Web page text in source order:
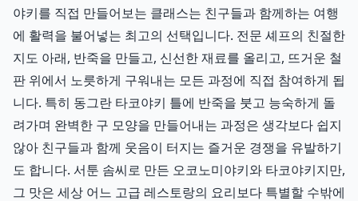
야키를 직접 만들어보는 클래스는 친구들과 함께하는 여행
에 활력을 불어넣는 최고의 선택입니다. 전문 셰프의 친절한
지도 아래, 반죽을 만들고, 신선한 재료를 올리고, 뜨거운 철
판 위에서 노릇하게 구워내는 모든 과정에 직접 참여하게 됩
니다. 특히 동그란 타코야키 틀에 반죽을 붓고 능숙하게 돌
려가며 완벽한 구 모양을 만들어내는 과정은 생각보다 쉽지
않아 친구들과 함께 웃음이 터지는 즐거운 경쟁을 유발하기
도 합니다. 서툰 솜씨로 만든 오코노미야키와 타코야키지만,
그 맛은 세상 어느 고급 레스토랑의 요리보다 특별할 수밖에